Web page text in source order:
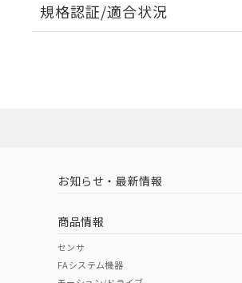
EU RoHS 注意事項・凡例
中国 RoHS 注意事項・凡例
中国 RoHS表
規格認証/適合状況
（イギリス
（ノルウェー
お知らせ・最新情報
商品情報
センサ
FAシステム機器